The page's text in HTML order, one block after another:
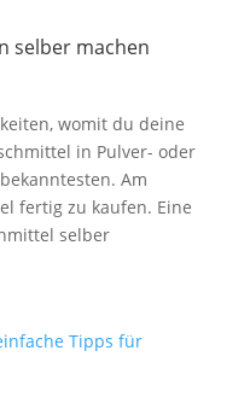
selber machen
womit du deine
in Pulver- oder
Am
fertig zu kaufen. Eine
selber